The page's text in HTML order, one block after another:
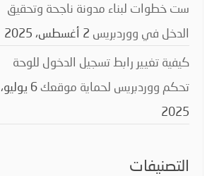
ست خطوات لبناء مدونة ناجحة وتحقيق
الدخل في ووردبريس 2 أغسطس، 2025
كيفية تغيير رابط تسجيل الدخول للوحة
تحكم ووردبريس لحماية موقعك
6 يوليو،
2025
التصنيفات